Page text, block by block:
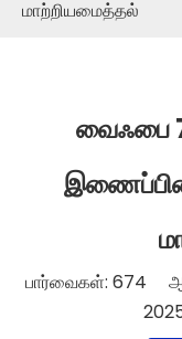
மாற்றியமைத்தல்
வைஃபை
இணைப்பின்
பார்வைகள்: 674